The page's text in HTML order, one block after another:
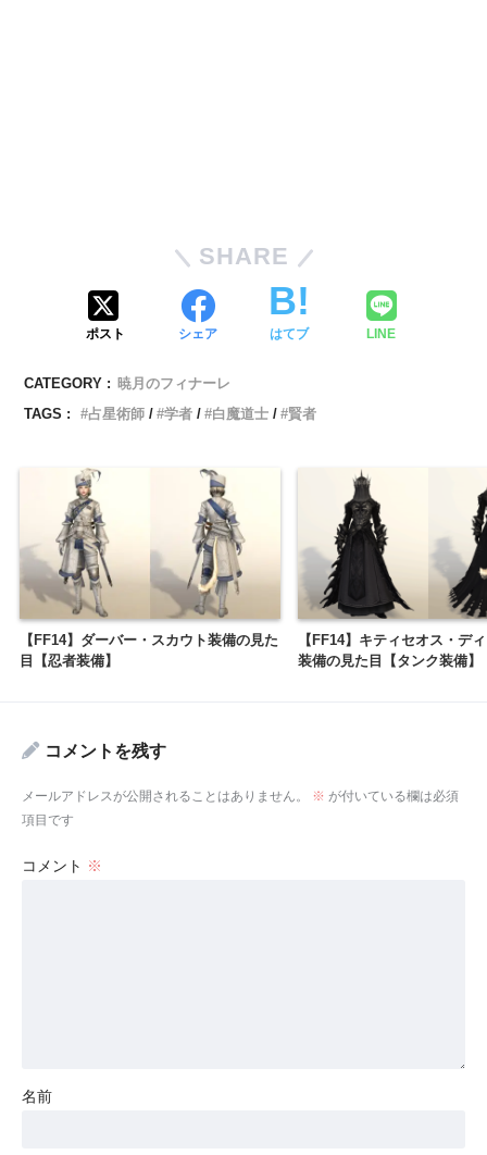
SHARE
ポスト シェア はてブ LINE
CATEGORY : 暁月のフィナーレ
TAGS :
占星術師 学者 白魔道士 賢者
【FF14】ダーバー・スカウト装備の見た
目【忍者装備】
【FF14】キティセオス・デ
装備の見た目【タンク装備】
コメントを残す
メールアドレスが公開されることはありません。 ※ が付いている欄は必須
項目です
コメント ※
名前